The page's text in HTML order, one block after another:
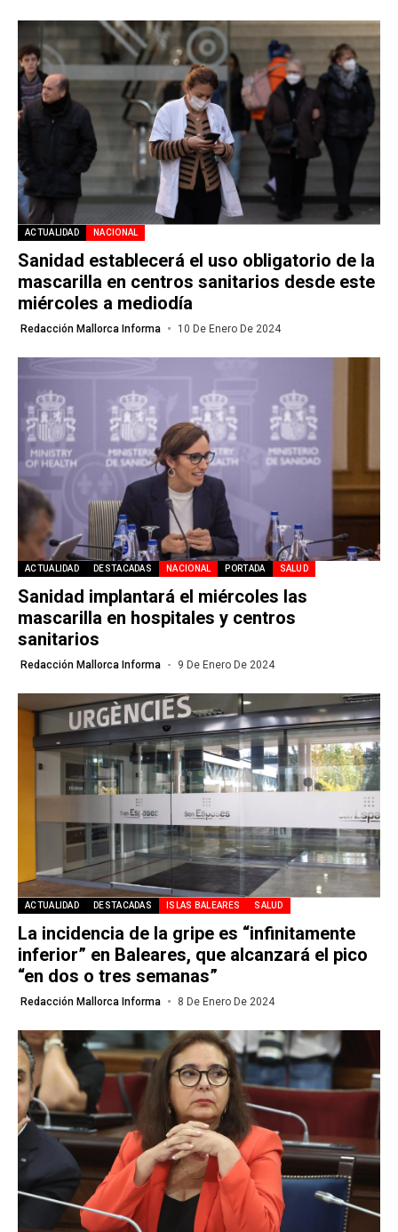
ACTUALIDAD NACIONAL
Sanidad establecerá el uso obligatorio de la
mascarilla en centros sanitarios desde este
miércoles a mediodía
Redacción Mallorca Informa 10 De Enero De 2024
ACTUALIDAD DESTACADAS NACIONAL PORTADA SALUD
Sanidad implantará el miércoles las
mascarilla en hospitales y centros
sanitarios
Redacción Mallorca Informa 9 De Enero De 2024
ACTUALIDAD DESTACADAS ISLAS BALEARES SALUD
La incidencia de la gripe es “infinitamente
inferior” en Baleares, que alcanzará el pico
“en dos o tres semanas”
Redacción Mallorca Informa 8 De Enero De 2024